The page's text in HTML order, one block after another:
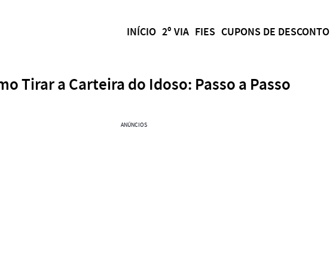
INÍCIO 2º VIA FIES CUPONS DE DESCONTO
Tirar a Carteira do Idoso: Passo a Passo
ANÚNCIOS